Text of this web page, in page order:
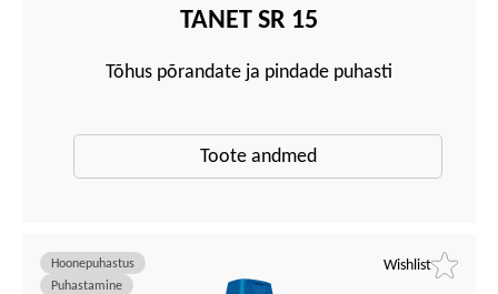
TANET SR 15
Tõhus põrandate ja pindade puhasti
Toote andmed
Wishlist
Hoonepuhastus
Puhastamine